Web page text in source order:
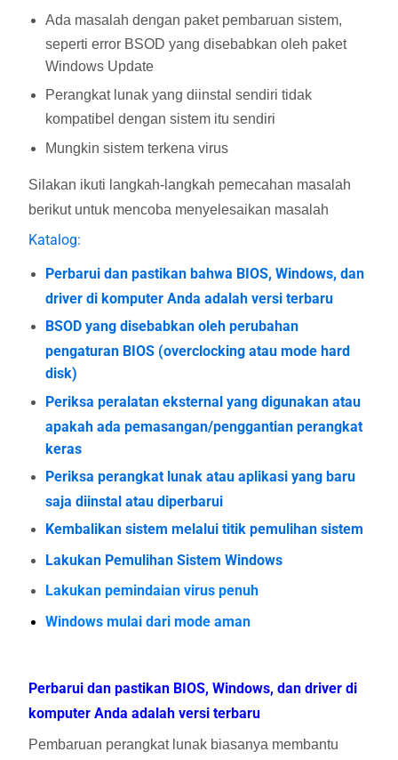
Ada masalah dengan paket pembaruan sistem,
seperti error BSOD yang disebabkan oleh paket
Windows Update
Perangkat lunak yang diinstal sendiri tidak
kompatibel dengan sistem itu sendiri
Mungkin sistem terkena virus
Silakan ikuti langkah-langkah pemecahan masalah
berikut untuk mencoba menyelesaikan masalah
Katalog:
Perbarui dan pastikan bahwa BIOS, Windows, dan
driver di komputer Anda adalah versi terbaru
BSOD yang disebabkan oleh perubahan
pengaturan BIOS (overclocking atau mode hard
disk)
Periksa peralatan eksternal yang digunakan atau
apakah ada pemasangan/penggantian perangkat
keras
Periksa perangkat lunak atau aplikasi yang baru
saja diinstal atau diperbarui
Kembalikan sistem melalui titik pemulihan sistem
Lakukan Pemulihan Sistem Windows
Lakukan pemindaian virus penuh
Windows mulai dari mode aman
Perbarui dan pastikan BIOS, Windows, dan driver di
komputer Anda adalah versi terbaru
Pembaruan perangkat lunak biasanya membantu